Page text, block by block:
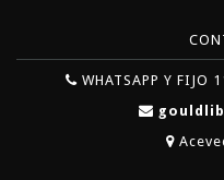
WHATSAPP Y